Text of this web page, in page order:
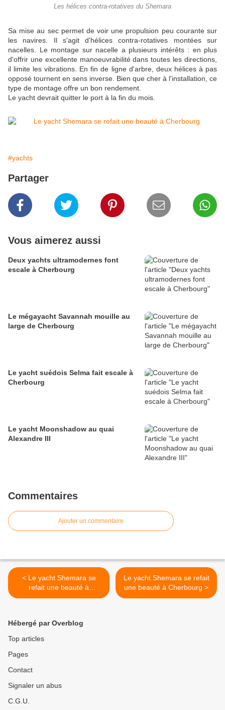
Les hélices contra-rotatives du Shemara
Sa mise au sec permet de voir une propulsion peu courante sur
les navires. Il s'agit d'hélices contra-rotatives montées sur
nacelles. Le montage sur nacelle a plusieurs intérêts : en plus
d'offrir une excellente manoeuvrabilité dans toutes les directions,
il limite les vibrations. En fin de ligne d'arbre, deux hélices à pas
opposé tournent en sens inverse. Bien que cher à l'installation, ce
type de montage offre un bon rendement.
Le yacht devrait quitter le port à la fin du mois.
#yachts
Partager
Vous aimerez aussi
Deux yachts ultramodernes font
escale à Cherbourg
Le mégayacht Savannah mouille au
large de Cherbourg
Le yacht suédois Selma fait escale à
Cherbourg
Le yacht Moonshadow au quai
Alexandre III
Commentaires
Ajouter un commentaire
< Le yacht Shemara se
refait une beauté à
Cherbourg
Le yacht Shemara se refait
une beauté à Cherbourg >
Hébergé par Overblog
Top articles
Pages
Contact
Signaler un abus
C.G.U.